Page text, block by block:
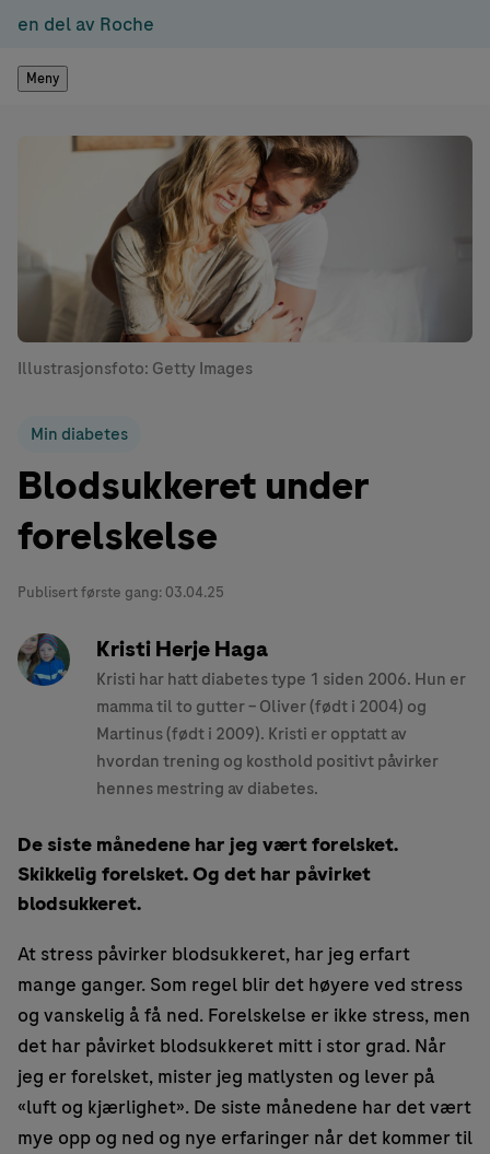
en del av Roche
Meny
Illustrasjonsfoto: Getty Images
Min diabetes
Blodsukkeret under
forelskelse
Publisert første gang: 03.04.25
Kristi Herje Haga
Kristi har hatt diabetes type 1 siden 2006. Hun er
mamma til to gutter – Oliver (født i 2004) og
Martinus (født i 2009). Kristi er opptatt av
hvordan trening og kosthold positivt påvirker
hennes mestring av diabetes.
De siste månedene har jeg vært forelsket.
Skikkelig forelsket. Og det har påvirket
blodsukkeret.
At stress påvirker blodsukkeret, har jeg erfart
mange ganger. Som regel blir det høyere ved stress
og vanskelig å få ned. Forelskelse er ikke stress, men
det har påvirket blodsukkeret mitt i stor grad. Når
jeg er forelsket, mister jeg matlysten og lever på
«luft og kjærlighet». De siste månedene har det vært
mye opp og ned og nye erfaringer når det kommer til